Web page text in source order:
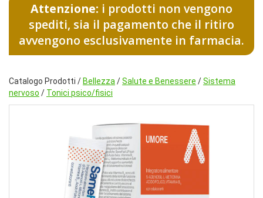
Attenzione: i prodotti non vengono
spediti, sia il pagamento che il ritiro
avvengono esclusivamente in farmacia.
Catalogo Prodotti / Bellezza /Salute e Benessere /Sistema
nervoso / Tonici psico/fisici